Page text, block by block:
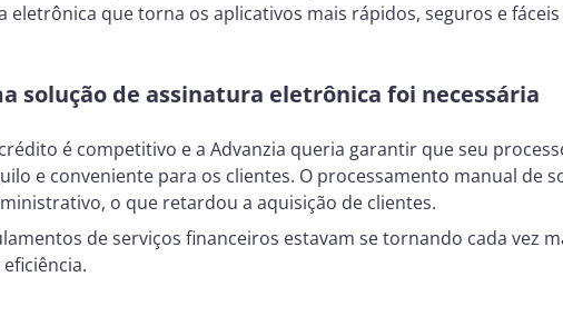
eletrônica que torna os aplicativos mais rápidos, seguros e
solução de assinatura eletrônica foi necessária
é competitivo e a Advanzia queria garantir que seu
e conveniente para os clientes. O processamento manual de
o que retardou a aquisição de clientes.
de serviços financeiros estavam se tornando cada vez